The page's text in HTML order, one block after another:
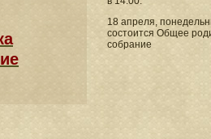
18 апреля,
состоится Общее
собрание